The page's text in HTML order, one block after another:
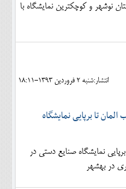
غرفه در شهرستان نوشهر و كوچكترين نمايشگاه با
انتشار:شنبه 2 فروردين 1393-18:11
تا برپایی نمایشگاه
نمایشگاه صنایع دستی در